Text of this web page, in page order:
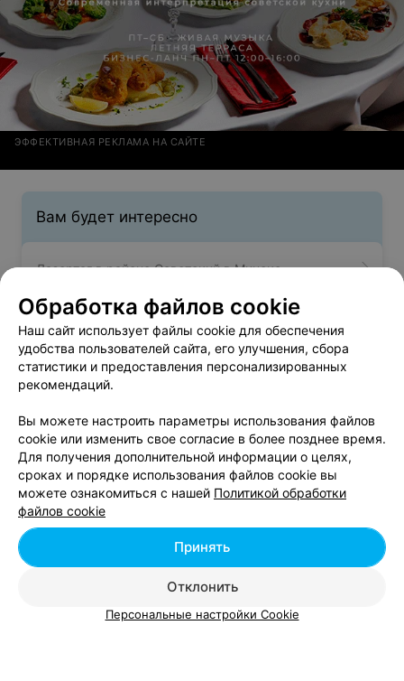
ЭФФЕКТИВНАЯ РЕКЛАМА НА САЙТЕ
Вам будет интересно
Лазертаг в районе Советский в Минске
Лазертаг в районе Партизанский в Минске
Лазертаг в районе Ленинский в Минске
Добавить компанию
Добавить специалиста
Обработка файлов cookie
Наш сайт использует файлы cookie для обеспечения
удобства пользователей сайта, его улучшения, сбора
статистики и предоставления персонализированных
рекомендаций.
Вы можете настроить параметры использования файлов
cookie или изменить свое согласие в более позднее время.
Для получения дополнительной информации о целях,
сроках и порядке использования файлов cookie вы
можете ознакомиться с нашей Политикой обработки
файлов cookie
Отклонить
Принять
Персональные настройки Cookie